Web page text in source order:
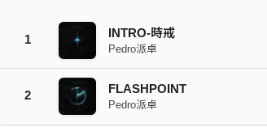
【時空旅行行前通知】
1.了解時界與時戒觀念後，來回聽完其
1 INTRO-時戒
Pedro派卓
2 FLASHPOINT
Pedro派卓